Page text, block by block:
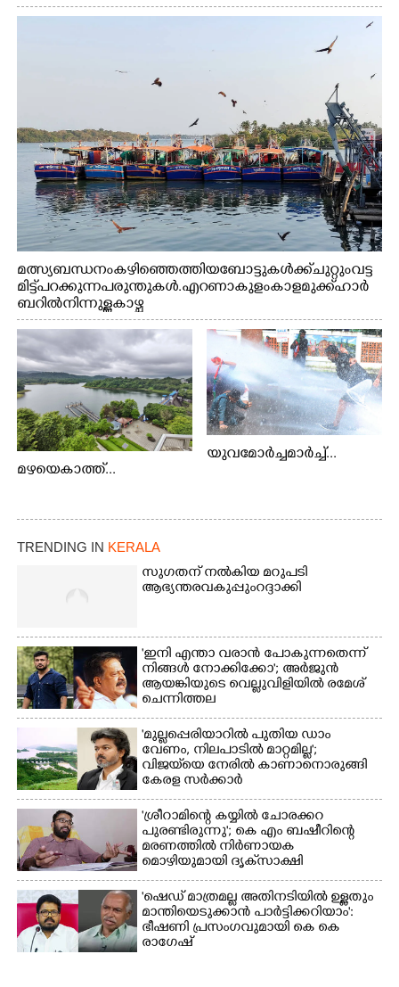
മത്സ്യബന്ധനം കഴിഞ്ഞെത്തിയ ബോട്ടുകൾക്ക് ചുറ്റും വട്ട
മിട്ട് പറക്കുന്ന പരുന്തുകൾ. എറണാകുളം കാളമുക്ക് ഹാർ
ബറിൽ നിന്നുള്ള കാഴ്ച
മഴയെകാത്ത്...
യുവമോർച്ചമാർച്ച്...
TRENDING IN KERALA
സുഗതന് നൽകിയ മറുപടി
ആഭ്യന്തരവകുപ്പും റദ്ദാക്കി
'ഇനി എന്താ വരാൻ പോകുന്നതെന്ന്
നിങ്ങൾ നോക്കിക്കോ'; അർജുൻ
ആയങ്കിയുടെ വെല്ലുവിളിയിൽ രമേശ്
ചെന്നിത്തല
'മുല്ലപ്പെരിയാറിൽ പുതിയ ഡാം
വേണം, നിലപാടിൽ മാറ്റമില്ല';
വിജയ്‌യെ നേരിൽ കാണാനൊരുങ്ങി
കേരള സർക്കാർ
'ശ്രീറാമിന്റെ കയ്യിൽ ചോരക്കറ
പുരണ്ടിരുന്നു'; കെ എം ബഷീറിന്റെ
മരണത്തിൽ നിർണായക
മൊഴിയുമായി ദൃക്‌സാക്ഷി
'ഷെഡ് മാത്രമല്ല അതിനടിയിൽ ഉള്ളതും
മാന്തിയെടുക്കാൻ പാർട്ടിക്കറിയാം':
ഭീഷണി പ്രസംഗവുമായി കെ കെ
രാഗേഷ്